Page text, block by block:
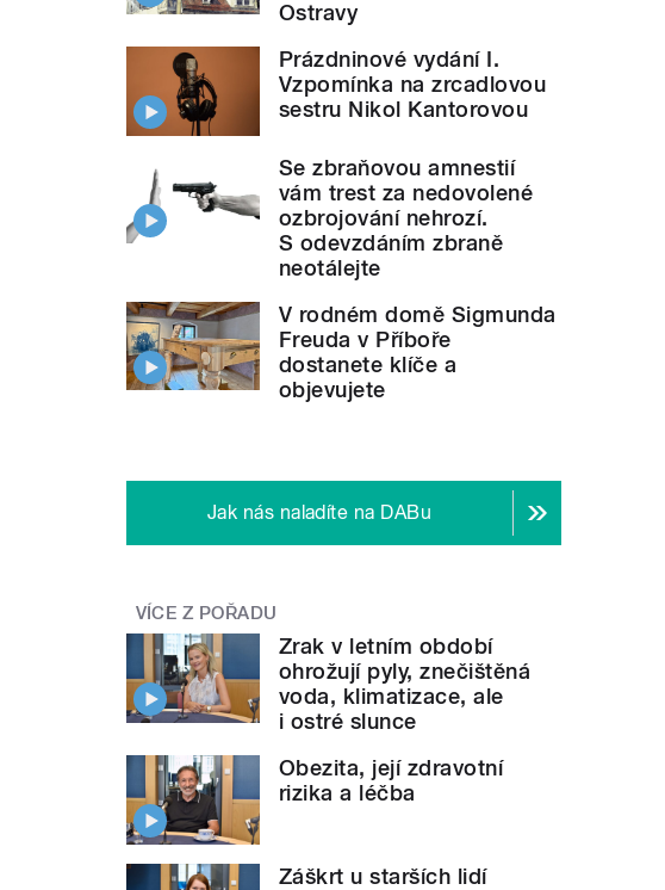
Ostravy
Prázdninové vydání I.
Vzpomínka na zrcadlovou
sestru Nikol Kantorovou
Se zbraňovou amnestií
vám trest za nedovolené
ozbrojování nehrozí.
S odevzdáním zbraně
neotálejte
V rodném domě Sigmunda
Freuda v Příboře
dostanete klíče a
objevujete
Jak nás naladíte na DABu
VÍCE Z POŘADU
Zrak v letním období
ohrožují pyly, znečištěná
voda, klimatizace, ale
i ostré slunce
Obezita, její zdravotní
rizika a léčba
Záškrt u starších lidí